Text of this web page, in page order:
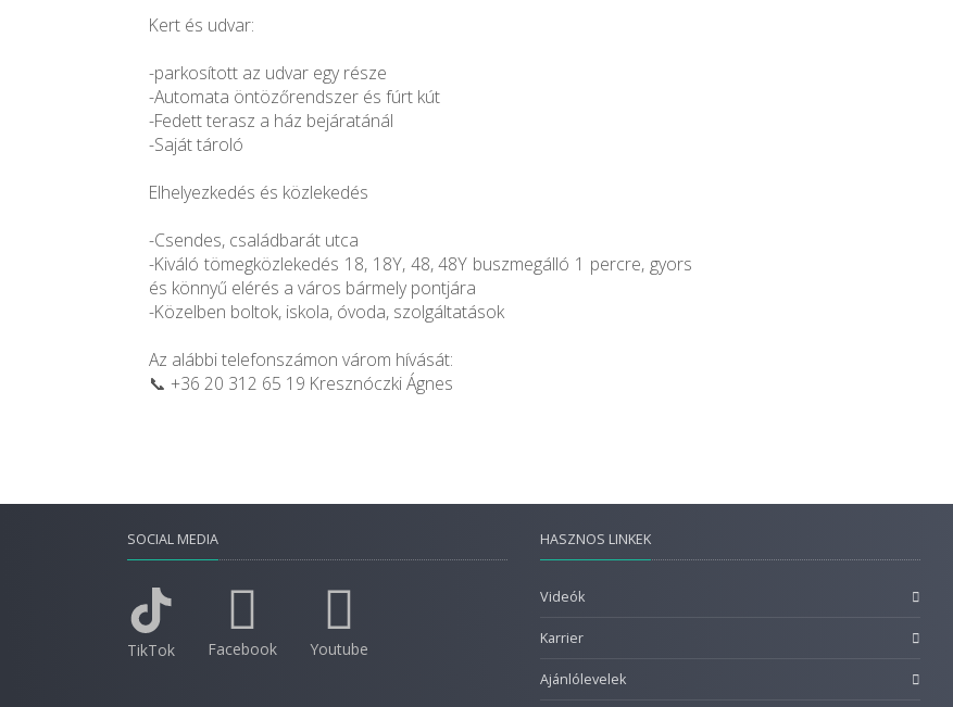
Kert és udvar:
-parkosított az udvar egy része
-Automata öntözőrendszer és fúrt kút
-Fedett terasz a ház bejáratánál
-Saját tároló
Elhelyezkedés és közlekedés
-Csendes, családbarát utca
-Kiváló tömegközlekedés 18, 18Y, 48, 48Y buszmegálló 1 percre, gyors
és könnyű elérés a város bármely pontjára
-Közelben boltok, iskola, óvoda, szolgáltatások
Az alábbi telefonszámon várom hívását:
📞 +36 20 312 65 19 Kresznóczki Ágnes
SOCIAL MEDIA
TikTok Facebook Youtube
HASZNOS LINKEK
Videók
Karrier
Ajánlólevelek